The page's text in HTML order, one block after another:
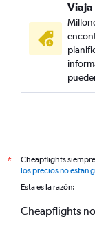
Viaja
*
Cheapflights
los precios no están
Esta es la razón:
Cheapflights